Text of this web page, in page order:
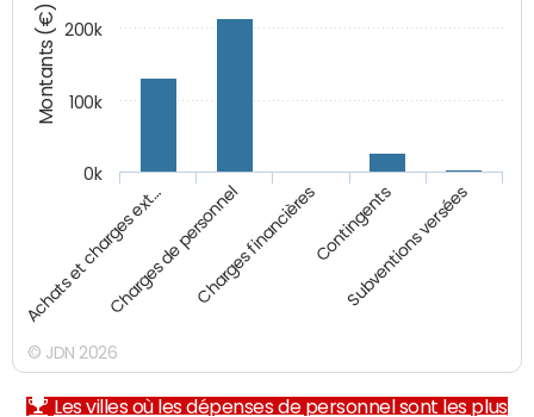
Montants (€)
Achats et charges ext…Charges de personnelCharges financièresContingents
Subventions versées
0k
100k
200k
© JDN 2026
Les villes où les dépenses de personnel sont les plus